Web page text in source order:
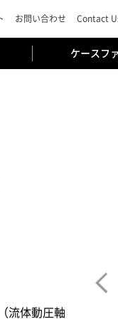
お問い合わせ Contact
ケースフ
流体動圧軸